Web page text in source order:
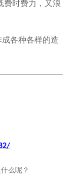
费时费力，又浪
各种各样的造
么呢？